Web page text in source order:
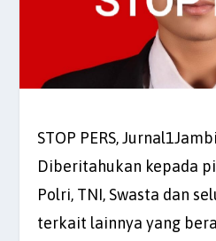
STOP PERS,
Diberitahukan kepada
Polri, TNI, Swasta dan
terkait lainnya yang